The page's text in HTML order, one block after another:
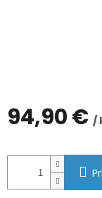
94,90 € /
cena: